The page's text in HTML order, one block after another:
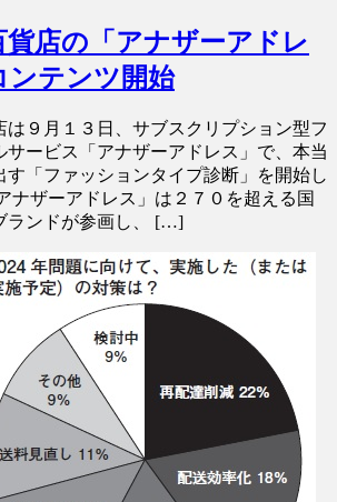
貨店の「アナザーアドレ
テンツ開始
９月１３日、サブスクリプション型フ
サービス「アナザーアドレス」で、本当
す「ファッションタイプ診断」を開始し
ザーアドレス」は２７０を超える国
ランドが参画し、 […]